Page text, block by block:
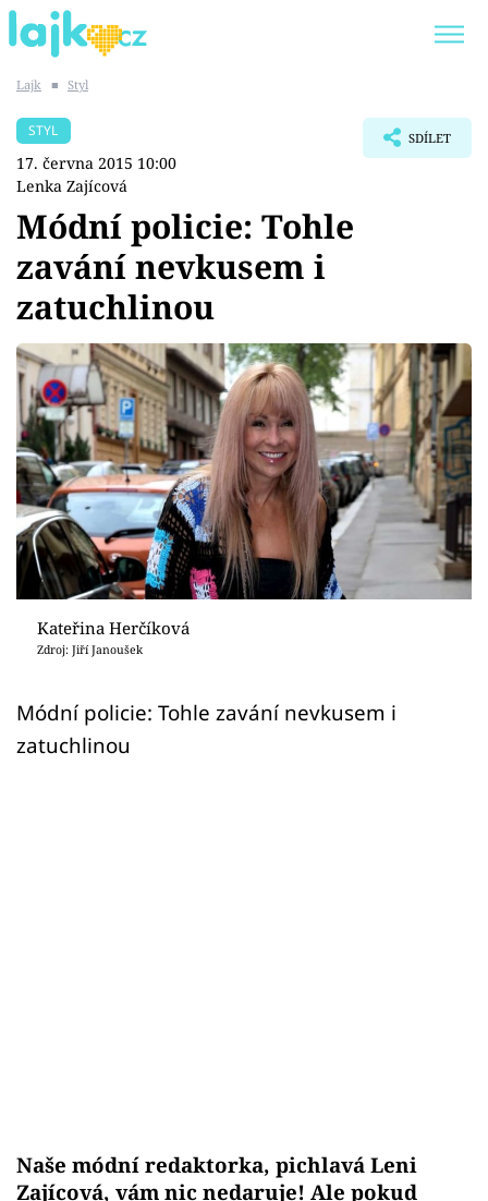
SHOPAHOLICADEL
Témata
Showbyznys
Youtubeři
Virály
Sex a vztahy
Videa
Sledujte prima+
Přihlášení
Sledujte nás
Lajk ■ Styl
STYL
17. června 2015 10:00
Lenka Zajícová
SDÍLET
Módní policie: Tohle
zavání nevkusem i
zatuchlinou
Kateřina Herčíková
Zdroj: Jiří Janoušek
Módní policie: Tohle zavání nevkusem i
zatuchlinou
Naše módní redaktorka, pichlavá Leni
Zajícová, vám nic nedaruje! Ale pokud